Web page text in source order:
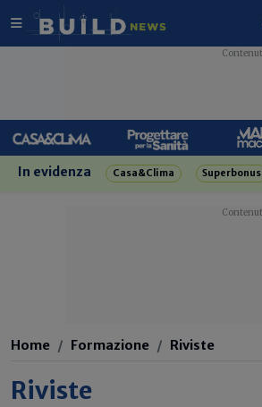
In evidenza Casa&Clima Superbonus
Home Formazione Riviste
Riviste